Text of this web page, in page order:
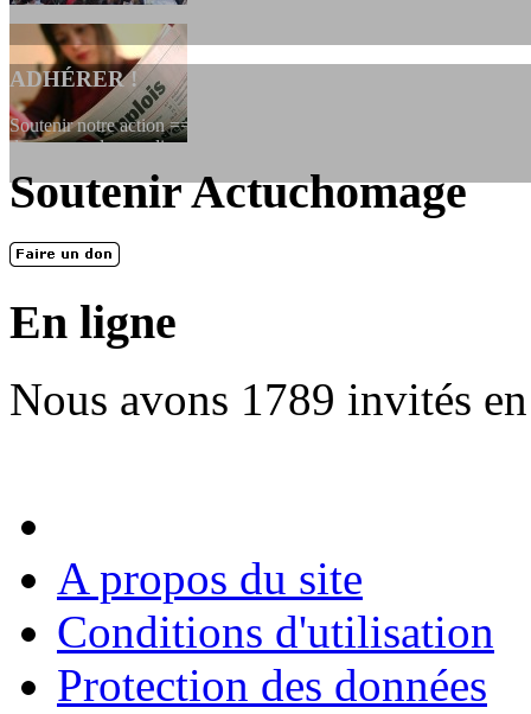
ADHÉRER !
Soutenir notre action ==> Si vous souhaitez adhérer à
dessous, en le remplissant et en...
En 2004, une dizaine de personnes contribuèrent au lancement de
Soutenir Actuchomage
En ligne
Nous avons 1789 invités
A propos du site
Conditions d'utilisation
Protection des données